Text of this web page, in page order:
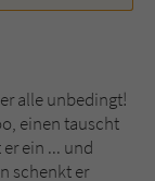
alle unbedingt!
einen tauscht
ein ... und
schenkt er
Co. KG